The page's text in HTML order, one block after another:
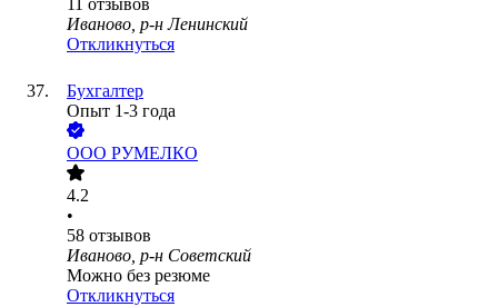
отзывов
Иваново, р-н Ленинский
Откликнуться
Бухгалтер
Опыт 1-3 года
ООО РУМЕЛКО
4.2
•
58 отзывов
Иваново, р-н Советский
Можно без резюме
Откликнуться